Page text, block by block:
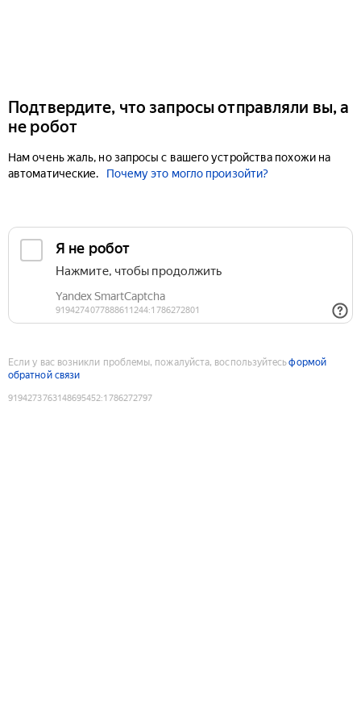
Подтвердите, что запросы отправляли вы, а
не робот
Нам очень жаль, но запросы с вашего устройства похожи на
автоматические.
Почему это могло произойти?
Если у вас возникли проблемы, пожалуйста, воспользуйтесьформой
обратной связи
9194273763148695452:1786272797